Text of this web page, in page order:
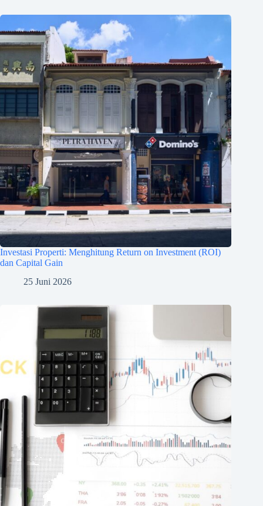
Investasi Properti: Menghitung Return on Investment (ROI)
dan Capital Gain
25 Juni 2026